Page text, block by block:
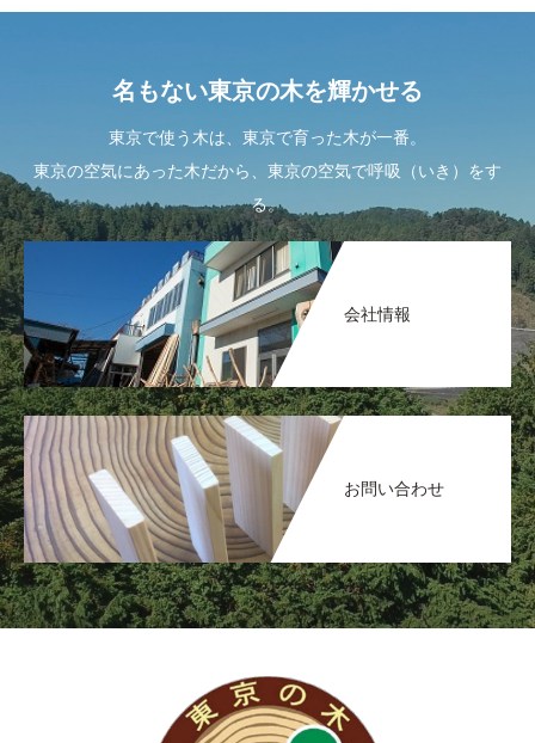
名もない東京の木を輝かせる
東京で使う木は、東京で育った木が一番。
東京の空気にあった木だから、東京の空気で呼吸（いき）をす
る。
会社情報
お問い合わせ